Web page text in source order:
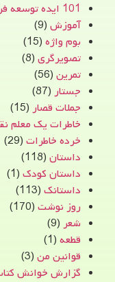
101 ایده توسعه فردی
آموزش (9)
بوم واژه (15)
تصویرگری (8)
تمرین (56)
جستار (87)
جملات قصار (15)
خاطرات یک معلم
خرده خاطرات (29)
داستان (118)
داستان کودک (1)
داستانک (113)
روز نوشت (170)
شعر (9)
قطعه (1)
قوانین من (3)
گزارش خوانش